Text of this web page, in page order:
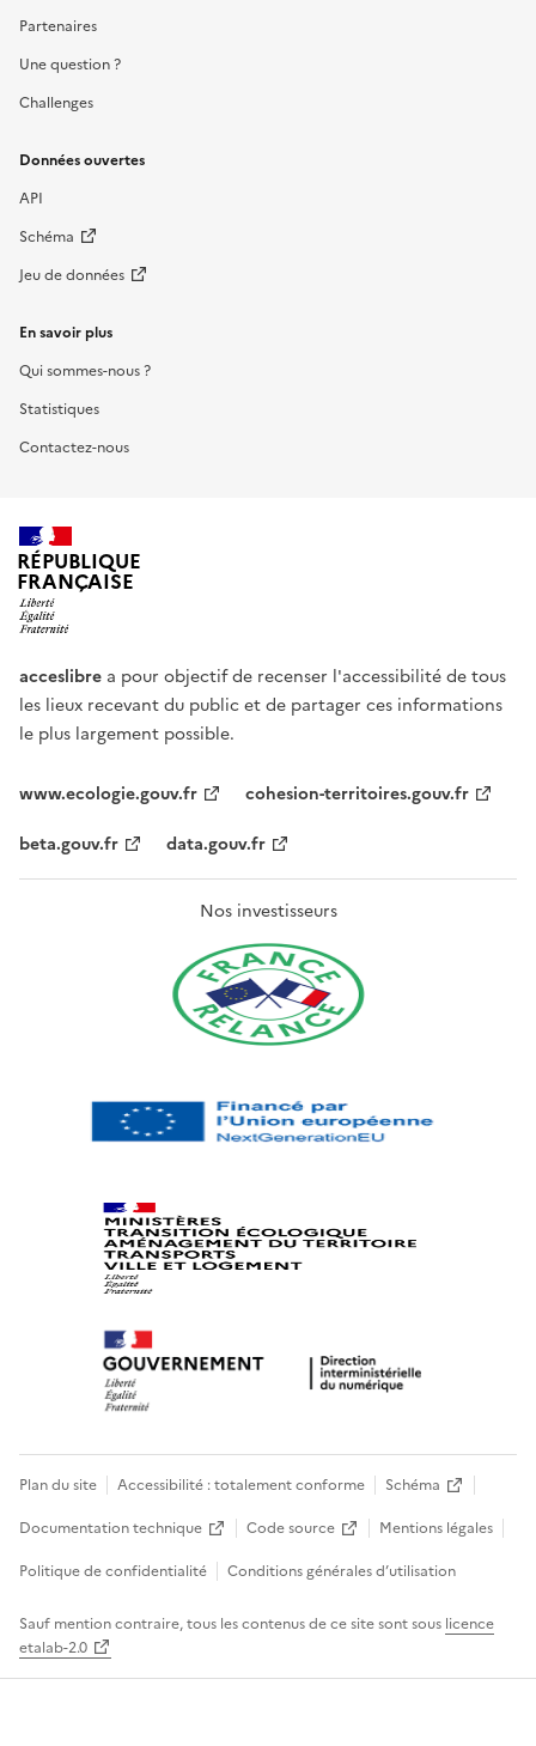
Partenaires
Une question ?
Challenges
Données ouvertes
API
Schéma
Jeu de données
En savoir plus
Qui sommes-nous ?
Statistiques
Contactez-nous
RÉPUBLIQUE
FRANÇAISE
acceslibre a pour objectif de recenser l'accessibilité de tous
les lieux recevant du public et de partager ces informations
le plus largement possible.
www.ecologie.gouv.fr
cohesion-territoires.gouv.fr
beta.gouv.fr
data.gouv.fr
Nos investisseurs
Plan du site Accessibilité : totalement conforme
Schéma
Documentation technique
Code source
Mentions légales
Politique de confidentialité
Conditions générales d’utilisation
Sauf mention contraire, tous les contenus de ce site sont sous licence
etalab-2.0